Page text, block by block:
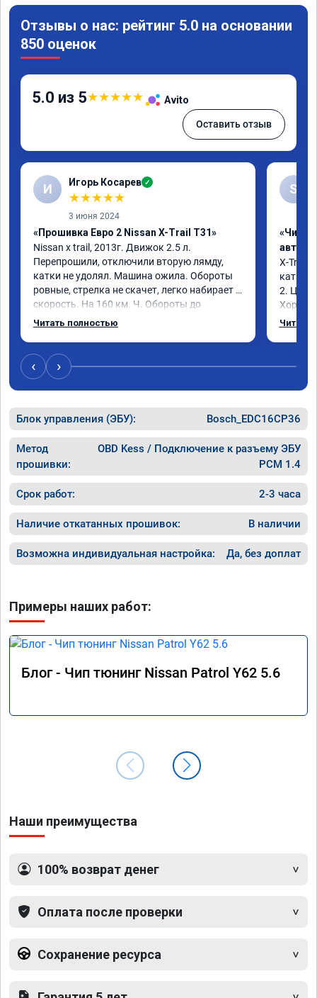
Отзывы о нас: рейтинг 5.0 на основании
850 оценок
5.0 из 5★★★★★ Avito
Оставить отзыв
И Игорь Косарев ✓
★★★★★
3 июня 2024
«Прошивка Евро 2 Nissan X-Trail T31»
Nissan x trаil, 2013г. Движок 2.5 л.
Перепрошили, отключили вторую лямду,
катки не удолял. Машина ожила. Обороты
ровные, стрелка не скачет, легко набирает
скорость. На 160 км. Ч. Обороты до
3000.расход тот-же без изменения 12л.
Читать полностью
S
«Чип
X-Trail
2. Цена
Читать
‹ ›
Блок управления (ЭБУ): Bosch_EDC16CP36
Метод
прошивки:
OBD Kess / Подключение к разъему ЭБУ
PCM 1.4
Срок работ: 2-3 часа
Наличие откатанных прошивок: В наличии
Возможна индивидуальная настройка: Да, без доплат
Примеры наших работ:
Блог - Чип тюнинг Nissan Patrol Y62 5.6
Наши преимущества
100% возврат денег
Оплата после проверки
Сохранение ресурса